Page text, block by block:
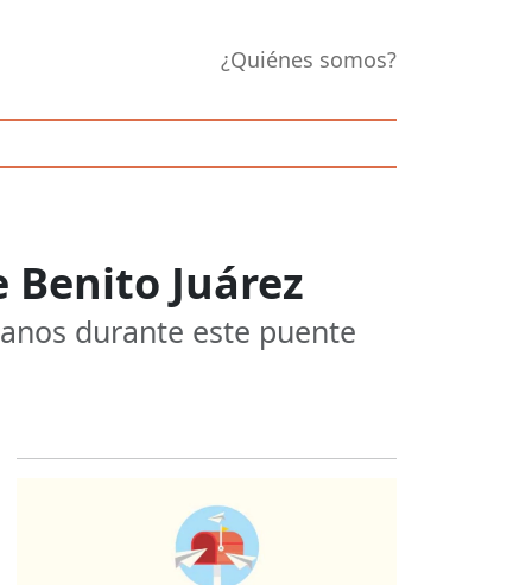
¿Quiénes somos?
Benito Juárez
durante este puente